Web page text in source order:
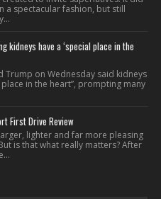
a spectacular fashion, but still
kidneys have a ‘special place in the
Trump on Wednesday said kidneys
place in the heart”, prompting many
First Drive Review
lighter and far more pleasing
is that what really matters? After